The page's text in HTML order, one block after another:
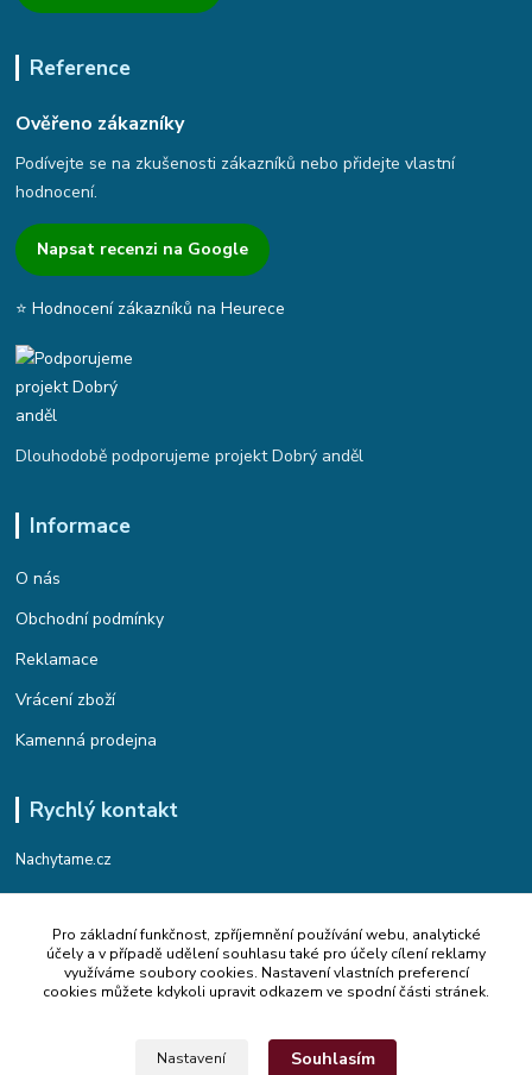
Reference
Ověřeno zákazníky
Podívejte se na zkušenosti zákazníků nebo přidejte vlastní
hodnocení.
Napsat recenzi na Google
⭐ Hodnocení zákazníků na Heurece
Dlouhodobě podporujeme projekt Dobrý anděl
Informace
O nás
Obchodní podmínky
Reklamace
Vrácení zboží
Kamenná prodejna
Rychlý kontakt
Nachytame.cz
(Po-Pá, 9:00-17:00 hod.)
Email : info@nachytame.cz
Pro základní funkčnost, zpříjemnění používání webu, analytické
účely a v případě udělení souhlasu také pro účely cílení reklamy
využíváme soubory cookies. Nastavení vlastních preferencí
cookies můžete kdykoli upravit odkazem ve spodní části stránek.
Nastavení Souhlasím